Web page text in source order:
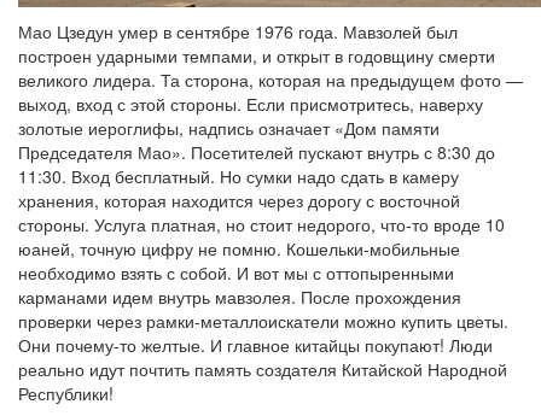
Мао Цзедун умер в сентябре 1976 года. Мавзолей был
построен ударными темпами, и открыт в годовщину смерти
великого лидера. Та сторона, которая на предыдущем фото —
выход, вход с этой стороны. Если присмотритесь, наверху
золотые иероглифы, надпись означает «Дом памяти
Председателя Мао». Посетителей пускают внутрь с 8:30 до
11:30. Вход бесплатный. Но сумки надо сдать в камеру
хранения, которая находится через дорогу с восточной
стороны. Услуга платная, но стоит недорого, что-то вроде 10
юаней, точную цифру не помню. Кошельки-мобильные
необходимо взять с собой. И вот мы с оттопыренными
карманами идем внутрь мавзолея. После прохождения
проверки через рамки-металлоискатели можно купить цветы.
Они почему-то желтые. И главное китайцы покупают! Люди
реально идут почтить память создателя Китайской Народной
Республики!